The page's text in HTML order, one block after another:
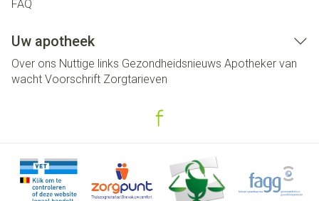
FAQ
Uw apotheek
Over ons Nuttige links Gezondheidsnieuws Apotheker van
wacht Voorschrift Zorgtarieven